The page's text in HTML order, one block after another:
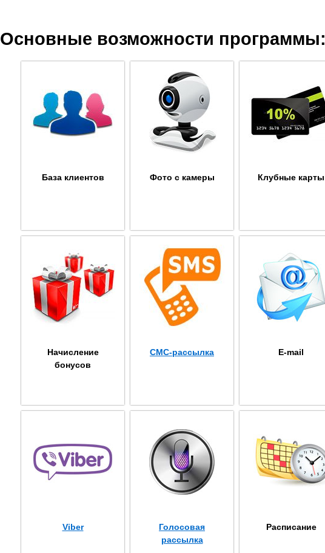
Основные возможности программы:
База клиентов Фото с камеры Клубные карты
Начисление
бонусов
СМС-рассылка E-mail
Viber
Голосовая
рассылка
Расписание